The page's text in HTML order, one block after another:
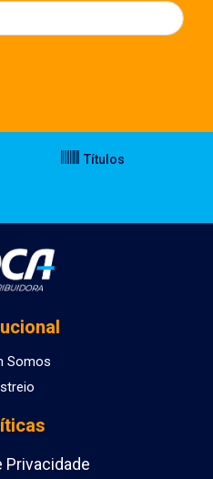
Títulos
Somos
Privacidade